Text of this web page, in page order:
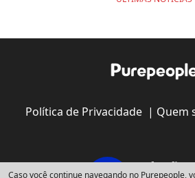
Política de Privacidade| Quem
Caso você continue navegando no Purepeople,